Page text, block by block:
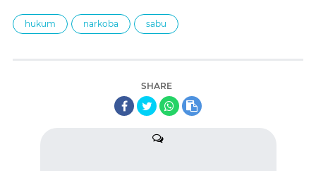
hukum narkoba sabu
SHARE